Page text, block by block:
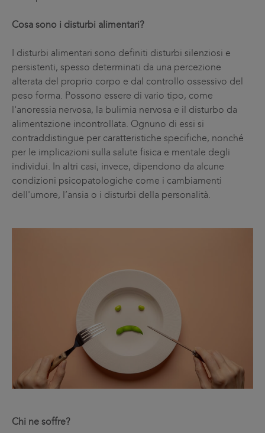
Cosa sono i disturbi alimentari?
I disturbi alimentari sono definiti disturbi silenziosi e
persistenti, spesso determinati da una percezione
alterata del proprio corpo e dal controllo ossessivo del
peso forma. Possono essere di vario tipo, come
l'anoressia nervosa, la bulimia nervosa e il disturbo da
alimentazione incontrollata. Ognuno di essi si
contraddistingue per caratteristiche specifiche, nonché
per le implicazioni sulla salute fisica e mentale degli
individui. In altri casi, invece, dipendono da alcune
condizioni psicopatologiche come i cambiamenti
dell'umore, l’ansia o i disturbi della personalità.
Chi ne soffre?